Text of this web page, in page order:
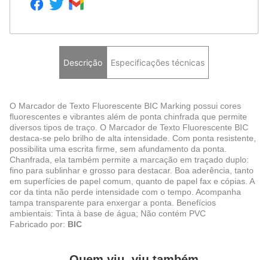
Descrição Especificações técnicas
O Marcador de Texto Fluorescente BIC Marking possui cores
fluorescentes e vibrantes além de ponta chinfrada que permite
diversos tipos de traço. O Marcador de Texto Fluorescente BIC
destaca-se pelo brilho de alta intensidade. Com ponta resistente,
possibilita uma escrita firme, sem afundamento da ponta.
Chanfrada, ela também permite a marcação em traçado duplo:
fino para sublinhar e grosso para destacar. Boa aderência, tanto
em superfícies de papel comum, quanto de papel fax e cópias. A
cor da tinta não perde intensidade com o tempo. Acompanha
tampa transparente para enxergar a ponta. Benefícios
ambientais: Tinta à base de água; Não contém PVC
Fabricado por: BIC